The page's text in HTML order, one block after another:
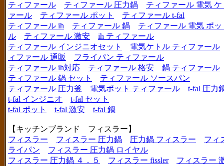
ティファール
ティファール 圧力鍋
ティファール 電気 ケ
ァール
ティファール ポット
ティファール t-fal
ティファール ih
ティファール 鍋
ティファール 電気 ポッ
ル
ティファール 激安
ih ティファール
ティファール インジニオセット
電気ケトル ティファール
ィファール 通販
フライパン ティファール
ティファール ih対応
ティファール 格安
鍋 ティファール
ティファール 鍋 セット
ティファール ソースパン
ティファール 圧力釜
電気ポット ティファール
t-fal 圧力
t-fal インジニオ
t-fal セット
t-fal ポット
t-fal 激安 t-fal 鍋
【キッチンブランド フィスラー】
フィスラー
フィスラー 圧力鍋 圧力鍋 フィスラー
フィ
ライパン
フィスラー 圧力鍋 ロイヤル
フィスラー 圧力鍋 ４．５
フィスラー fissler
フィスラー